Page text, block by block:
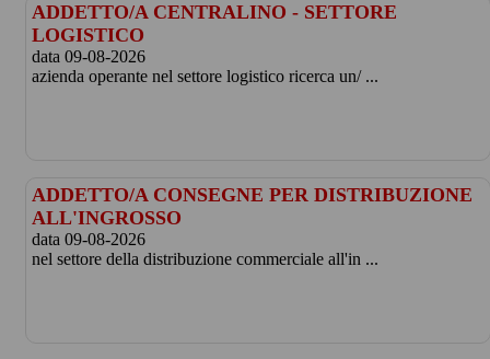
ADDETTO/A CENTRALINO - SETTORE
LOGISTICO
data 09-08-2026
azienda operante nel settore logistico ricerca un/ ...
ADDETTO/A CONSEGNE PER DISTRIBUZIONE
ALL'INGROSSO
data 09-08-2026
nel settore della distribuzione commerciale all'in ...